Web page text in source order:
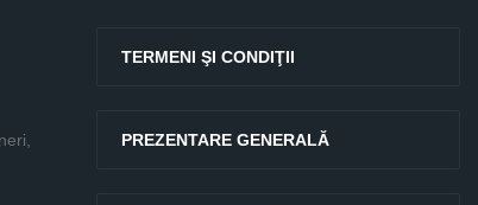
TERMENI ŞI CONDIŢII
PREZENTARE GENERALĂ